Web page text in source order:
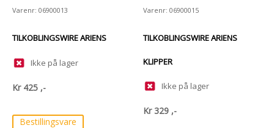
Varenr: 06900013
TILKOBLINGSWIRE ARIENS
Ikke på lager
Kr 425 ,-
Bestillingsvare
Varenr: 06900015
TILKOBLINGSWIRE ARIENS
KLIPPER
Ikke på lager
Kr329 ,-